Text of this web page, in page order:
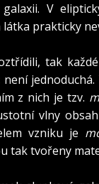
V
prakticky
tak
z nich je tzv.
vlny
vzniku je
tak tvořeny